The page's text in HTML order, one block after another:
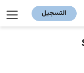
التسجيل